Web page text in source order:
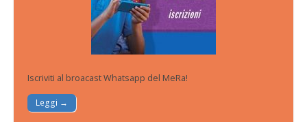
Iscriviti al broacast Whatsapp del MeRa!
Leggi →